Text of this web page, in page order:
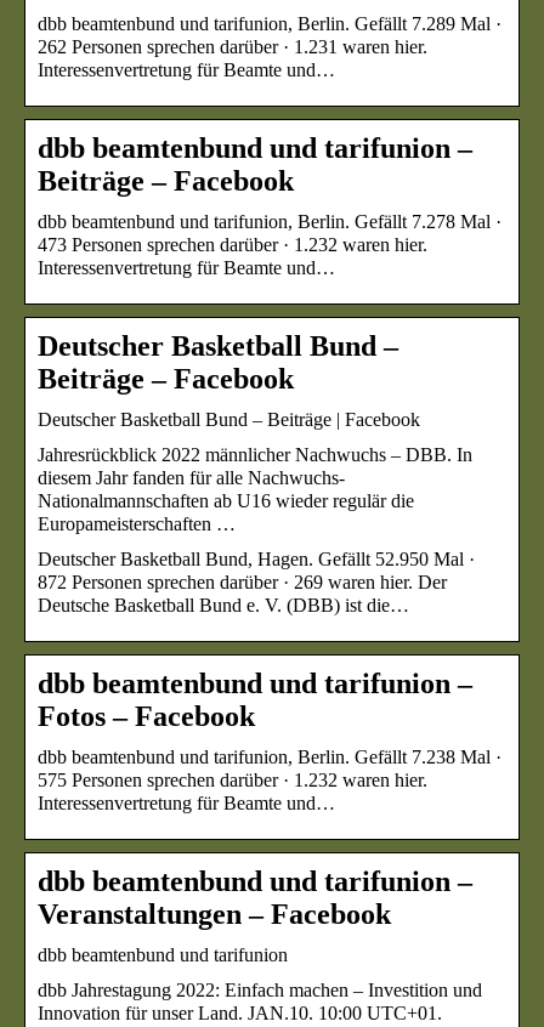
dbb beamtenbund und tarifunion, Berlin. Gefällt 7.289 Mal ·
262 Personen sprechen darüber · 1.231 waren hier.
Interessenvertretung für Beamte und…
dbb beamtenbund und tarifunion –
Beiträge – Facebook
dbb beamtenbund und tarifunion, Berlin. Gefällt 7.278 Mal ·
473 Personen sprechen darüber · 1.232 waren hier.
Interessenvertretung für Beamte und…
Deutscher Basketball Bund –
Beiträge – Facebook
Deutscher Basketball Bund – Beiträge | Facebook
Jahresrückblick 2022 männlicher Nachwuchs – DBB. In
diesem Jahr fanden für alle Nachwuchs-
Nationalmannschaften ab U16 wieder regulär die
Europameisterschaften …
Deutscher Basketball Bund, Hagen. Gefällt 52.950 Mal ·
872 Personen sprechen darüber · 269 waren hier. Der
Deutsche Basketball Bund e. V. (DBB) ist die…
dbb beamtenbund und tarifunion –
Fotos – Facebook
dbb beamtenbund und tarifunion, Berlin. Gefällt 7.238 Mal ·
575 Personen sprechen darüber · 1.232 waren hier.
Interessenvertretung für Beamte und…
dbb beamtenbund und tarifunion –
Veranstaltungen – Facebook
dbb beamtenbund und tarifunion
dbb Jahrestagung 2022: Einfach machen – Investition und
Innovation für unser Land. JAN.10. 10:00 UTC+01.